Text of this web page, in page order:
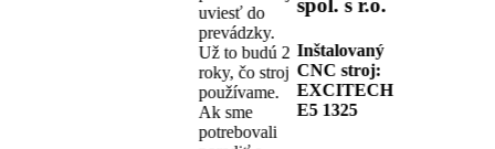
uviesť do
prevádzky.
Už to budú 2
roky, čo stroj
používame.
Ak sme
potrebovali
Inštalovaný
CNC stroj:
EXCITECH
E5 1325